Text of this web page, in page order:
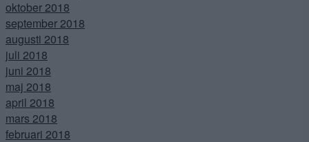
oktober 2018
september 2018
augusti 2018
juli 2018
juni 2018
maj 2018
april 2018
mars 2018
februari 2018